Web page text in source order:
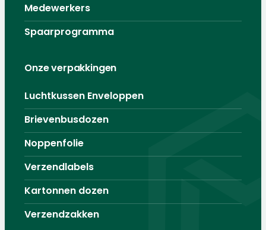
Medewerkers
Spaarprogramma
Onze verpakkingen
Luchtkussen Enveloppen
Brievenbusdozen
Noppenfolie
Verzendlabels
Kartonnen dozen
Verzendzakken